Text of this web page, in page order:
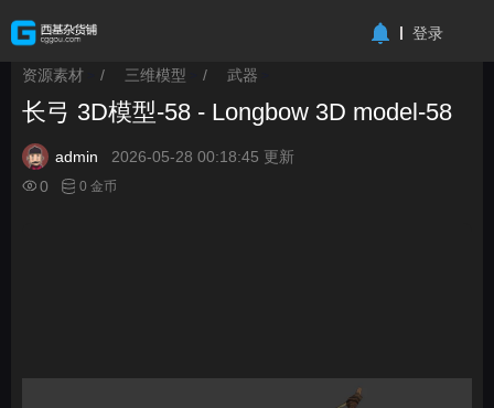
登录
资源素材 / 三维模型 / 武器
长弓 3D模型-58 - Longbow 3D model-58
admin
2026-05-28 00:18:45 更新
0
0 金币